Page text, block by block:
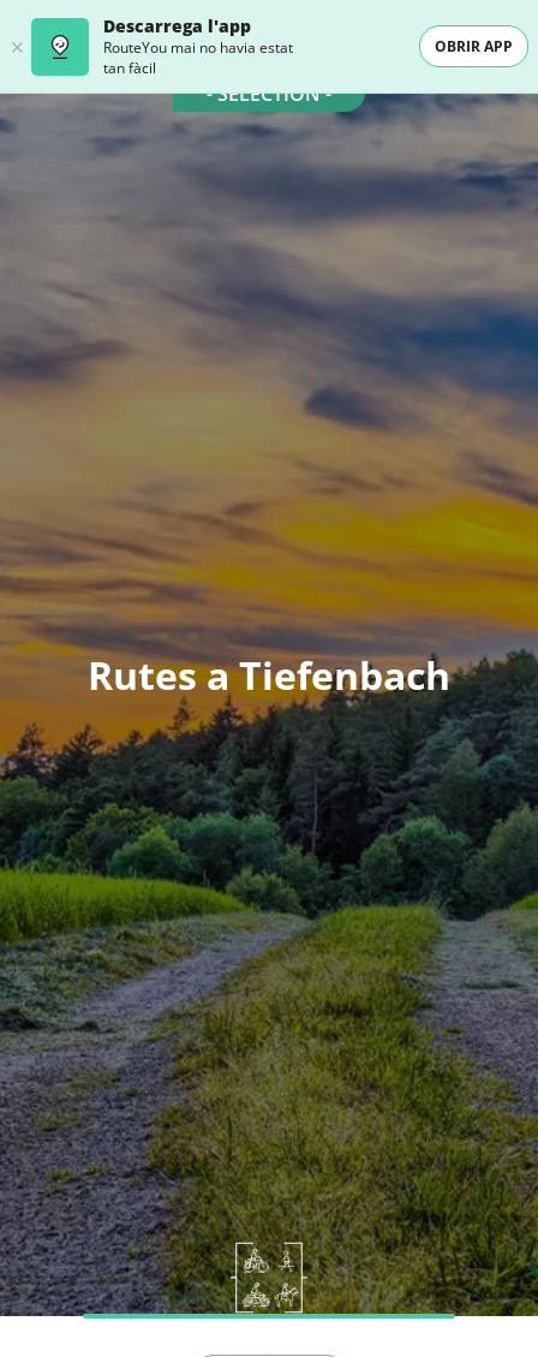
Descarrega l'app
RouteYou mai no havia estat
tan fàcil
OBRIR APP
- SELECTION -
Rutes a Tiefenbach